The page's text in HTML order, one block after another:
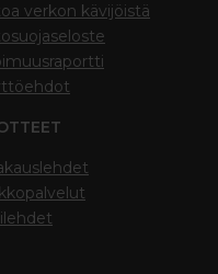
verkon kävijöistä